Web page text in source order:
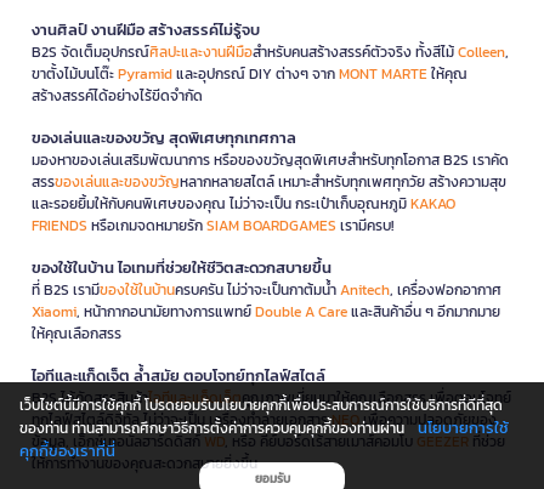
งานศิลป์ งานฝีมือ สร้างสรรค์ไม่รู้จบ
B2S จัดเต็มอุปกรณ์ศิลปะและงานฝีมือสำหรับคนสร้างสรรค์ตัวจริง ทั้งสีไม้Colleen,
ขาตั้งไม้บนโต๊ะPyramidและอุปกรณ์ DIY ต่างๆ จากMONT MARTEให้คุณ
สร้างสรรค์ได้อย่างไร้ขีดจำกัด
ของเล่นและของขวัญ สุดพิเศษทุกเทศกาล
มองหาของเล่นเสริมพัฒนาการ หรือของขวัญสุดพิเศษสำหรับทุกโอกาส B2S เราคัด
สรรของเล่นและของขวัญหลากหลายสไตล์ เหมาะสำหรับทุกเพศทุกวัย สร้างความสุข
และรอยยิ้มให้กับคนพิเศษของคุณ ไม่ว่าจะเป็น กระเป๋าเก็บอุณหภูมิKAKAO
FRIENDS หรือเกมจดหมายรักSIAM BOARDGAMES เรามีครบ!
ของใช้ในบ้าน ไอเทมที่ช่วยให้ชีวิตสะดวกสบายขึ้น
ที่ B2S เรามีของใช้ในบ้านครบครัน ไม่ว่าจะเป็นกาต้มน้ำAnitech, เครื่องฟอกอากาศ
Xiaomi, หน้ากากอนามัยทางการแพทย์Double A Careและสินค้าอื่น ๆ อีกมากมาย
ให้คุณเลือกสรร
ไอทีและแก็ดเจ็ต ล้ำสมัย ตอบโจทย์ทุกไลฟ์สไตล์
B2S ได้คัดสรรสินค้าไอทีและแก็ดเจ็ตคุณภาพเยี่ยมมาให้คุณเลือกสรร เพื่อตอบโจทย์
ทุกไลฟ์สไตล์ดิจิทัล ไม่ว่าจะเป็น เครื่องทำลายเอกสารNEOเพื่อความปลอดภัยของ
ข้อมูล, เอ็กซ์เทอนัลฮาร์ดดิสก์ WD, หรือ คีย์บอร์ดไร้สายเมาส์คอมโบ GEEZER ที่ช่วย
ให้การทำงานของคุณสะดวกสบายยิ่งขึ้น
เว็บไซต์นี้มีการใช้คุกกี้ โปรดยอมรับนโยบายคุกกี้เพื่อประสบการณ์การใช้บริการที่ดีที่สุด
ของท่าน ท่านสามารถศึกษาวิธีการตั้งค่าการควบคุมคุกกี้ของท่านผ่าน นโยบายการใช้
คุกกี้ของเราที่นี่
ยอมรับ